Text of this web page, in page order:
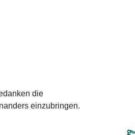
die
einzubringen.